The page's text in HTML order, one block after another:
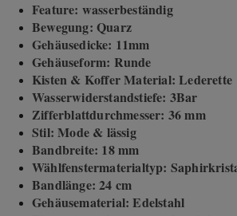
Feature: wasserbeständig
Bewegung: Quarz
Gehäusedicke: 11mm
Gehäuseform: Runde
Kisten & Koffer Material: Lederette
Wasserwiderstandstiefe: 3Bar
Zifferblattdurchmesser: 36 mm
Stil: Mode & lässig
Bandbreite: 18 mm
Wählfenstermaterialtyp:
Bandlänge: 24 cm
Gehäusematerial: Edelstahl